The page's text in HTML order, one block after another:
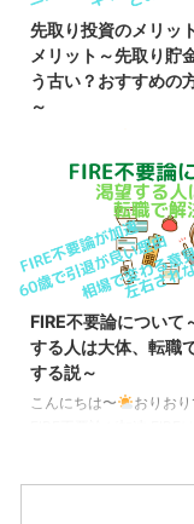
5年間の値動き（自動更新
に伴って、1年・3年など
リターンだけでなく、10
年のリターンでも、つい
S&P500（配当込み）を
先取り投資のメリッ
メリット～先取り貯
う古い？おすすめの
～
先取り投資のメリット 少
化でますます削られてい
そしてどんどん進んで
（インフレ）に対抗する
て、先取り投資がおスス
先取り投資のメリット ・
げる・お金の管理能力が
る・目標設定が容易にな
の不安が軽減できる 確実
形成ができる 毎月3万円
FIRE不要論について
する人は大体、転職
する説～
こんにちは〜
おりお